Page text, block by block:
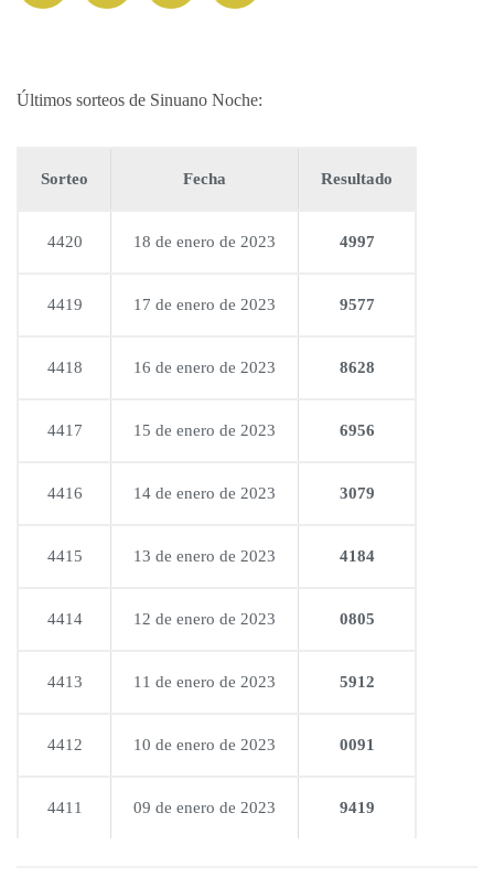
Últimos sorteos de Sinuano Noche:
Sorteo Fecha Resultado
4420 18 de enero de 2023 4997
4419 17 de enero de 2023 9577
4418 16 de enero de 2023 8628
4417 15 de enero de 2023 6956
4416 14 de enero de 2023 3079
4415 13 de enero de 2023 4184
4414 12 de enero de 2023 0805
4413 11 de enero de 2023 5912
4412 10 de enero de 2023 0091
4411 09 de enero de 2023 9419